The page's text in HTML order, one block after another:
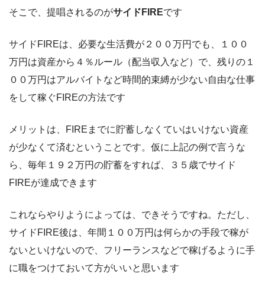
そこで、提唱されるのがサイドFIREです
サイドFIREは、必要な生活費が２００万円でも、１００
万円は資産から４％ルール（配当収入など）で、残りの１
００万円はアルバイトなど時間的束縛が少ない自由な仕事
をして稼ぐFIREの方法です
メリットは、FIREまでに貯蓄しなくていはいけない資産
が少なくて済むということです。仮に上記の例で言うな
ら、毎年１９２万円の貯蓄をすれば、３５歳でサイド
FIREが達成できます
これならやりようによっては、できそうですね。ただし、
サイドFIRE後は、年間１００万円は何らかの手段で稼が
ないといけないので、フリーランスなどで稼げるように手
に職をつけておいて方がいいと思います